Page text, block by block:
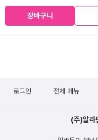
장바구니
로그인 전체 메뉴
(주)알라